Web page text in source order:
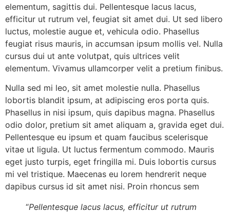
elementum, sagittis dui. Pellentesque lacus lacus,
efficitur ut rutrum vel, feugiat sit amet dui. Ut sed libero
luctus, molestie augue et, vehicula odio. Phasellus
feugiat risus mauris, in accumsan ipsum mollis vel. Nulla
cursus dui ut ante volutpat, quis ultrices velit
elementum. Vivamus ullamcorper velit a pretium finibus.
Nulla sed mi leo, sit amet molestie nulla. Phasellus
lobortis blandit ipsum, at adipiscing eros porta quis.
Phasellus in nisi ipsum, quis dapibus magna. Phasellus
odio dolor, pretium sit amet aliquam a, gravida eget dui.
Pellentesque eu ipsum et quam faucibus scelerisque
vitae ut ligula. Ut luctus fermentum commodo. Mauris
eget justo turpis, eget fringilla mi. Duis lobortis cursus
mi vel tristique. Maecenas eu lorem hendrerit neque
dapibus cursus id sit amet nisi. Proin rhoncus sem
“Pellentesque lacus lacus, efficitur ut rutrum